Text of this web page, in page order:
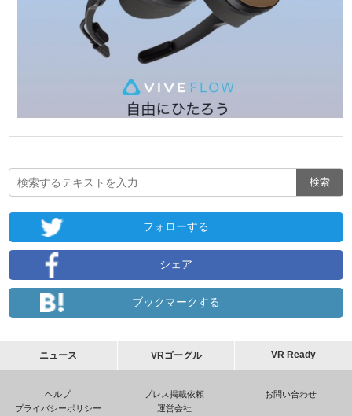
フォローする
シェア
ブックマークする
ニュース VRゴーグル VR Ready
ヘルプ プレス掲載依頼
お問い合わせ
プライバシーポリシー
運営会社